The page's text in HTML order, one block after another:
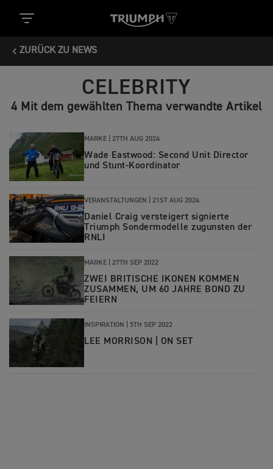
ZURÜCK ZU NEWS
CELEBRITY
4 Mit dem gewählten Thema verwandte Artikel
MARKE | 27TH AUG 2024
Wade Eastwood: Second Unit Director
und Stunt-Koordinator
VERANSTALTUNGEN | 21ST AUG 2024
Daniel Craig versteigert signierte
Triumph Sondermodelle zugunsten der
RNLI
MARKE | 27TH SEP 2022
ZWEI BRITISCHE IKONEN KOMMEN
ZUSAMMEN, UM 60 JAHRE BOND ZU
FEIERN
INSPIRATION | 5TH SEP 2022
LEE MORRISON | ON SET